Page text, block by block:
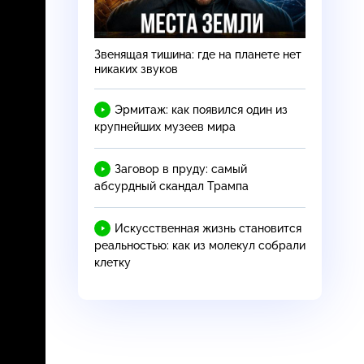
Звенящая тишина: где на планете нет
никаких звуков
Эрмитаж: как появился один из
крупнейших музеев мира
Заговор в пруду: самый
абсурдный скандал Трампа
Искусственная жизнь становится
реальностью: как из молекул собрали
клетку